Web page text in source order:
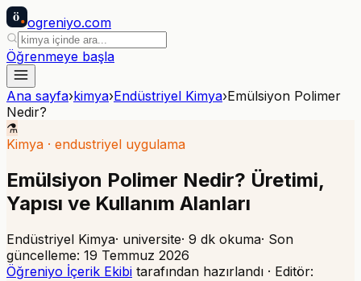
ö ogreniyo.com
Öğrenmeye başla
Ana sayfa›kimya›Endüstriyel Kimya›Emülsiyon Polimer
Nedir?
⚗️
Kimya · endustriyel uygulama
Emülsiyon Polimer Nedir? Üretimi,
Yapısı ve Kullanım Alanları
Endüstriyel Kimya· universite· 9 dk okuma· Son
güncelleme: 19 Temmuz 2026
Öğreniyo İçerik Ekibi tarafından hazırlandı · Editör: